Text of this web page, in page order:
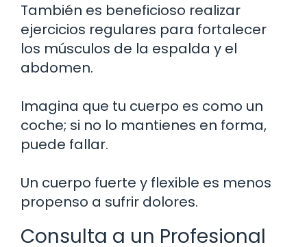
También es beneficioso realizar
ejercicios regulares para fortalecer
los músculos de la espalda y el
abdomen.
Imagina que tu cuerpo es como un
coche; si no lo mantienes en forma,
puede fallar.
Un cuerpo fuerte y flexible es menos
propenso a sufrir dolores.
Consulta a un Profesional